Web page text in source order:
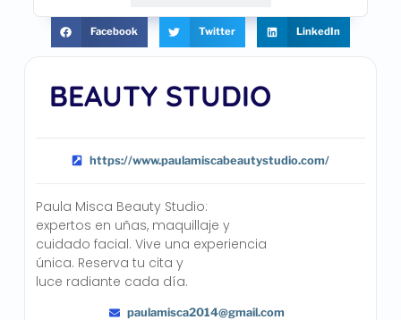
BEAUTY STUDIO
https://www.paulamiscabeautystudio.com/
Paula Misca Beauty Studio:
expertos en uñas, maquillaje y
cuidado facial. Vive una experiencia
única. Reserva tu cita y
luce radiante cada día.
paulamisca2014@gmail.com
Facebook Twitter LinkedIn